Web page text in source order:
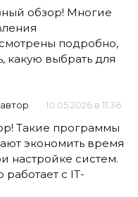
обзор! Многие
подробно,
какую выбрать для
автор 10.05.2026 в 11:36
Такие программы
экономить время
настройке систем.
с IT-